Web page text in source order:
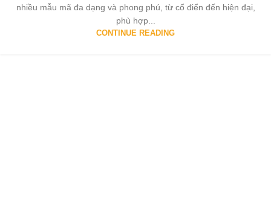
nhiều mẫu mã đa dạng và phong phú, từ cổ điển đến hiện đại,
phù hợp...
CONTINUE READING